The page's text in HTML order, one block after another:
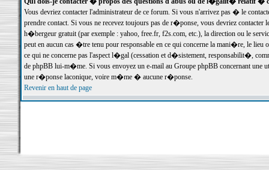
Vous devriez contacter l'administrateur de ce forum. Si vous n'arrivez pas � le
prendre contact. Si vous ne recevez toujours pas de r�ponse, vous devriez
h�bergeur gratuit (par exemple : yahoo, free.fr, f2s.com, etc.), la direction ou le
peut en aucun cas �tre tenu pour responsable en ce qui concerne la mani�re, le
ce qui ne concerne pas l'aspect l�gal (cessation et d�sistement, responsabilit�,
de phpBB lui-m�me. Si vous envoyez un e-mail au Groupe phpBB concernant une
une r�ponse laconique, voire m�me � aucune r�ponse.
Revenir en haut de page